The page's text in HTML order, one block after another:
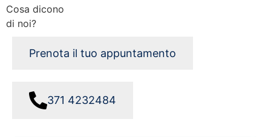
Cosa dicono
di noi?
Prenota il tuo appuntamento
371 4232484